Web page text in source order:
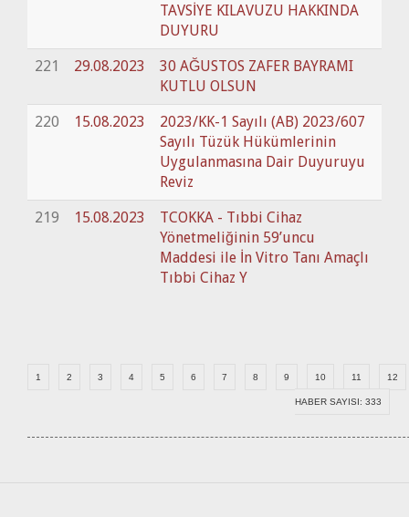
TAVSİYE KILAVUZU HAKKINDA
DUYURU
221 29.08.2023
30 AĞUSTOS ZAFER BAYRAMI
KUTLU OLSUN
220 15.08.2023
2023/KK-1 Sayılı (AB) 2023/607
Sayılı Tüzük Hükümlerinin
Uygulanmasına Dair Duyuruyu
Reviz
219 15.08.2023
TCOKKA - Tıbbi Cihaz
Yönetmeliğinin 59’uncu
Maddesi ile İn Vitro Tanı Amaçlı
Tıbbi Cihaz Y
1 2 3 4 5 6 7 8 9 10 11 12
HABER SAYISI: 333